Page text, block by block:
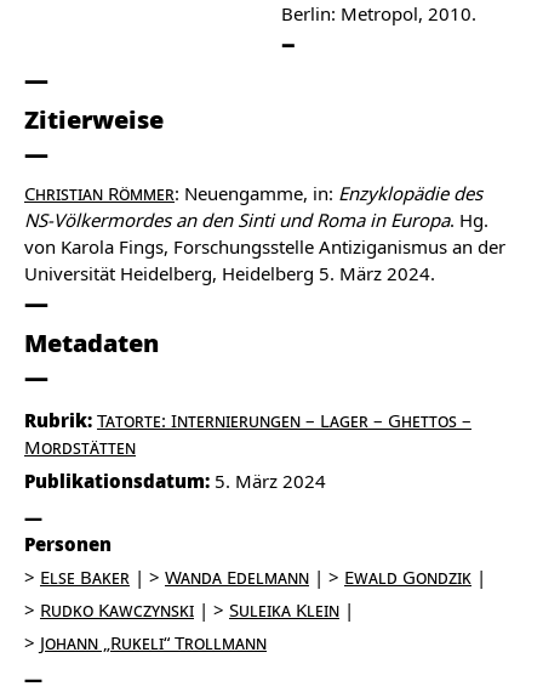
Berlin: Metropol, 2010.
Zitierweise
Christian Römmer: Neuengamme, in: Enzyklopädie des
NS-Völkermordes an den Sinti und Roma in Europa. Hg.
von Karola Fings, Forschungsstelle Antiziganismus an der
Universität Heidelberg, Heidelberg 5. März 2024.
Metadaten
Rubrik: Tatorte: Internierungen – Lager – Ghettos –
Mordstätten
Publikationsdatum: 5. März 2024
Personen
Else Baker
Wanda Edelmann
Ewald Gondzik
Rudko Kawczynski
Suleika Klein
Johann „Rukeli“ Trollmann